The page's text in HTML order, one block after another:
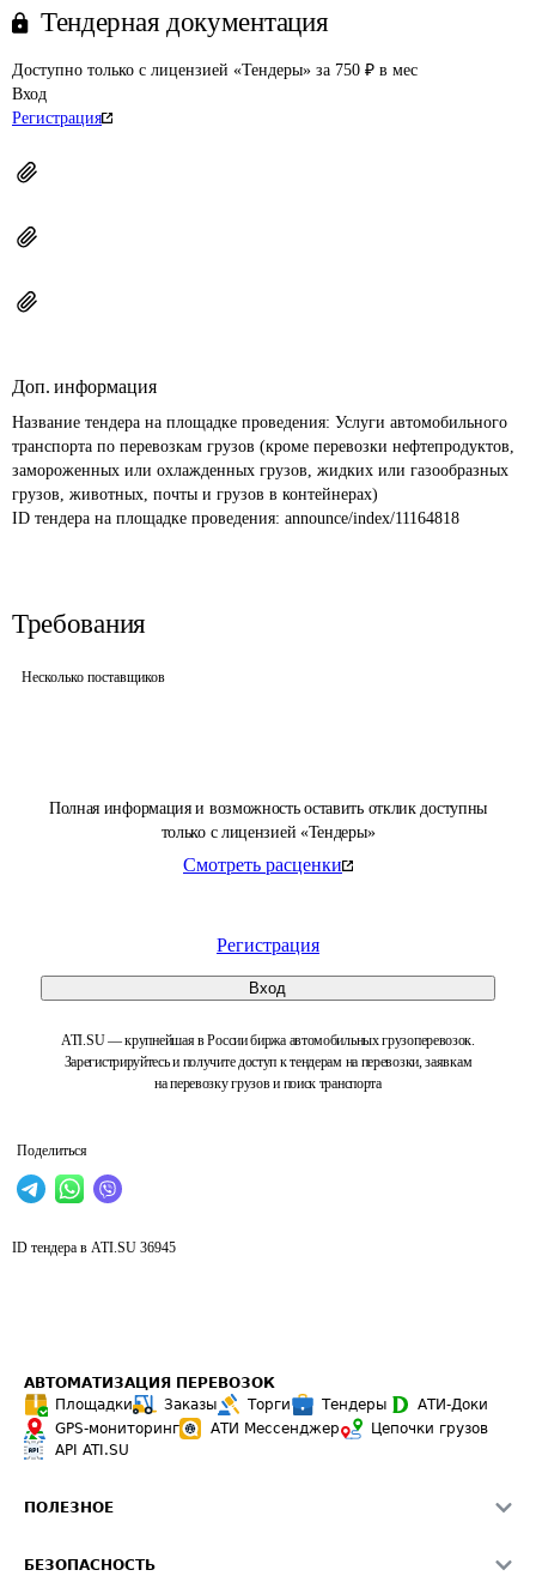
Полная информация и возможность оставить отклик доступны
только с лицензией «Тендеры»
Смотреть расценки
Регистрация
Вход
ATI.SU — крупнейшая в России биржа автомобильных грузоперевозок.
Зарегистрируйтесь и получите доступ к тендерам на перевозки, заявкам
на перевозку грузов и поиск транспорта
Поделиться
Тендерная документация
Доступно только с лицензией «Тендеры» за 750 ₽ в мес
Вход
Регистрация
Доп. информация
Название тендера на площадке проведения: Услуги автомобильного
транспорта по перевозкам грузов (кроме перевозки нефтепродуктов,
замороженных или охлажденных грузов, жидких или газообразных
грузов, животных, почты и грузов в контейнерах)
ID тендера на площадке проведения: announce/index/11164818
Требования
Несколько поставщиков
ID тендера в ATI.SU 36945
АВТОМАТИЗАЦИЯ ПЕРЕВОЗОК
Площадки
Заказы Торги Тендеры
АТИ-Доки
GPS-мониторинг
АТИ Мессенджер
Цепочки грузов
API ATI.SU
ПОЛЕЗНОЕ
БЕЗОПАСНОСТЬ